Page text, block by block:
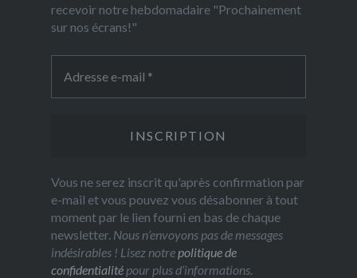
recevoir notre hebdomadaire "Prochainement
sur nos écrans!"
Vous ne serez inscrit qu'après confirmation par
e-mail et vous pouvez vous désabonner à tout
moment par le lien fourni en bas de chaque
newsletter. Nous n’envoyons pas de messages
indésirables ! Lisez notrepolitique de
confidentialitépour plus d’informations.